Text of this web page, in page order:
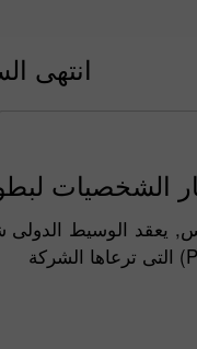
انتهى
الشخصيات
يعقد الوسيط